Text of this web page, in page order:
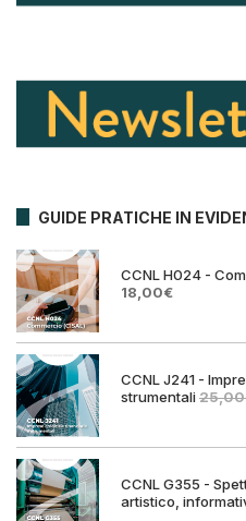
GUIDE PRATICHE IN
CCNL H024 -
Il
era:
18,00€Il
è:
CCNL J241 -
strumentali25,00
CCNL G355 -
artistico,